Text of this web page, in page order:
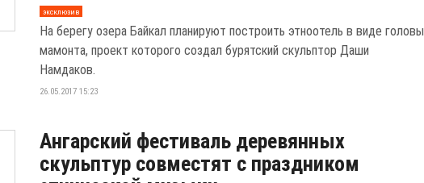
эксклюзив
На берегу озера Байкал планируют построить этноотель в виде головы
мамонта, проект которого создал бурятский скульптор Даши
Намдаков.
26.05.2017 15:23
Ангарский фестиваль деревянных
скульптур совместят с праздником